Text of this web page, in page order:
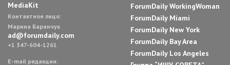
ЗДОРОВЬЕ И КРАСОТА
ДОМ И ЕДА
MediaKit
Контактное лицо:
Марина Баранчук
ad@forumdaily.com
+1 347-604-1261
E-mail редакции:
ForumDaily WorkingWoman
ForumDaily Miami
ForumDaily New York
ForumDaily Bay Area
ForumDaily Los Angeles